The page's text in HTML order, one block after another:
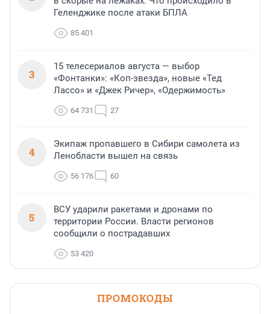
Геленджике после атаки БПЛА
85 401
3
15 телесериалов августа — выбор
«Фонтанки»: «Коп-звезда», новые «Тед
Лассо» и «Джек Ричер», «Одержимость»
64 731 27
4
Экипаж пропавшего в Сибири самолета из
Ленобласти вышел на связь
56 176 60
5
ВСУ ударили ракетами и дронами по
территории России. Власти регионов
сообщили о пострадавших
53 420
ПРОМОКОДЫ